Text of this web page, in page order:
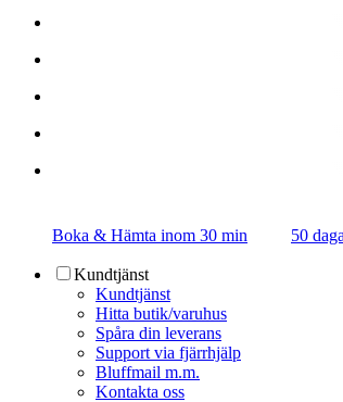
Boka & Hämta inom 30 min 50
Kundtjänst
Kundtjänst
Hitta butik/varuhus
Spåra din leverans
Support via fjärrhjälp
Bluffmail m.m.
Kontakta oss